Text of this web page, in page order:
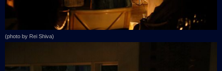
(photo by Rei Shiva)